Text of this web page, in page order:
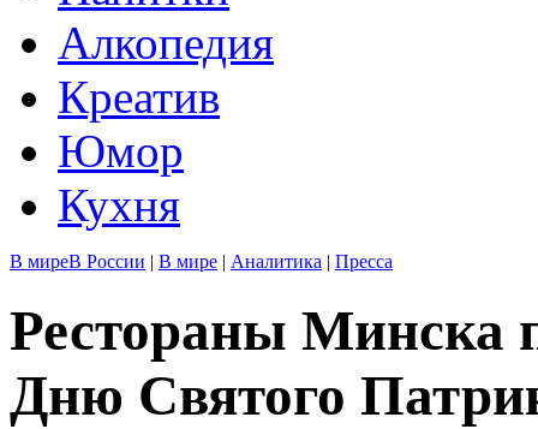
Алкопедия
Креатив
Юмор
Кухня
В миреВ России | В мире | Аналитика | Пресса
Рестораны Минска
Дню Святого